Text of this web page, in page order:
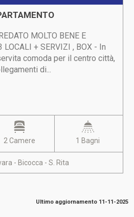
MOLTO BENE E
LOCALI + SERVIZI , BOX - In
comoda per il centro città,
di...
2 Camere 1 Bagni
- Bicocca - S. Rita
Ultimo aggiornamento 11-11-2025